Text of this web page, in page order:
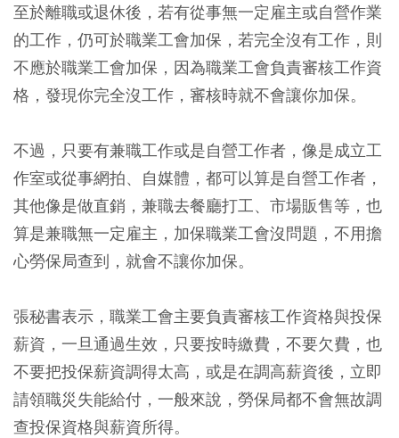
至於離職或退休後，若有從事無一定雇主或自營作業
的工作，仍可於職業工會加保，若完全沒有工作，則
不應於職業工會加保，因為職業工會負責審核工作資
格，發現你完全沒工作，審核時就不會讓你加保。
不過，只要有兼職工作或是自營工作者，像是成立工
作室或從事網拍、自媒體，都可以算是自營工作者，
其他像是做直銷，兼職去餐廳打工、市場販售等，也
算是兼職無一定雇主，加保職業工會沒問題，不用擔
心勞保局查到，就會不讓你加保。
張秘書表示，職業工會主要負責審核工作資格與投保
薪資，一旦通過生效，只要按時繳費，不要欠費，也
不要把投保薪資調得太高，或是在調高薪資後，立即
請領職災失能給付，一般來說，勞保局都不會無故調
查投保資格與薪資所得。